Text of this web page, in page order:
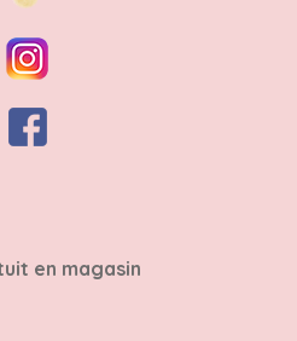
en magasin